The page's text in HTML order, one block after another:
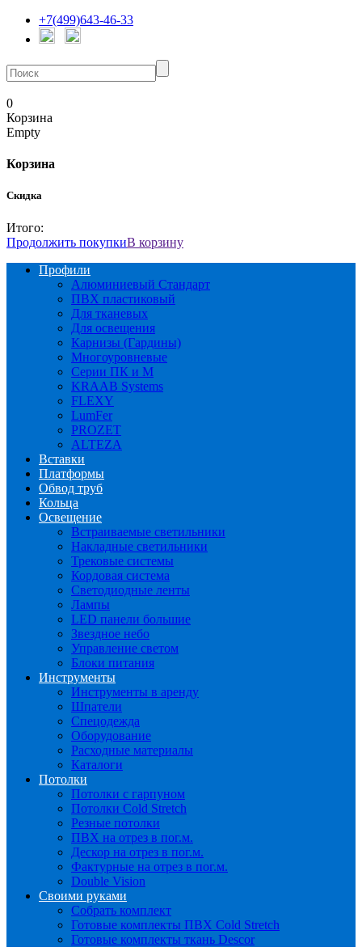
+7(499)643-46-33
0
Корзина
Empty
Корзина
Скидка
Итого:
Продолжить покупкиВ корзину
Профили
Алюминиевый Стандарт
ПВХ пластиковый
Для тканевых
Для освещения
Карнизы (Гардины)
Многоуровневые
Серии ПК и М
KRAAB Systems
FLEXY
LumFer
PROZET
ALTEZA
Вставки
Платформы
Обвод труб
Кольца
Освещение
Встраиваемые светильники
Накладные светильники
Трековые системы
Кордовая система
Светодиодные ленты
Лампы
LED панели большие
Звездное небо
Управление светом
Блоки питания
Инструменты
Инструменты в аренду
Шпатели
Спецодежда
Оборудование
Расходные материалы
Каталоги
Потолки
Потолки с гарпуном
Потолки Cold Stretch
Резные потолки
ПВХ на отрез в пог.м.
Дескор на отрез в пог.м.
Фактурные на отрез в пог.м.
Double Vision
Своими руками
Собрать комплект
Готовые комплекты ПВХ Cold Stretch
Готовые комплекты ткань Descor